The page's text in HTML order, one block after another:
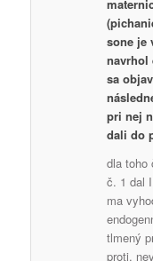
sone je
navrhol
sa
pri nej
dali do
dla toho
č. 1 dal
ma
tlmený
proti,